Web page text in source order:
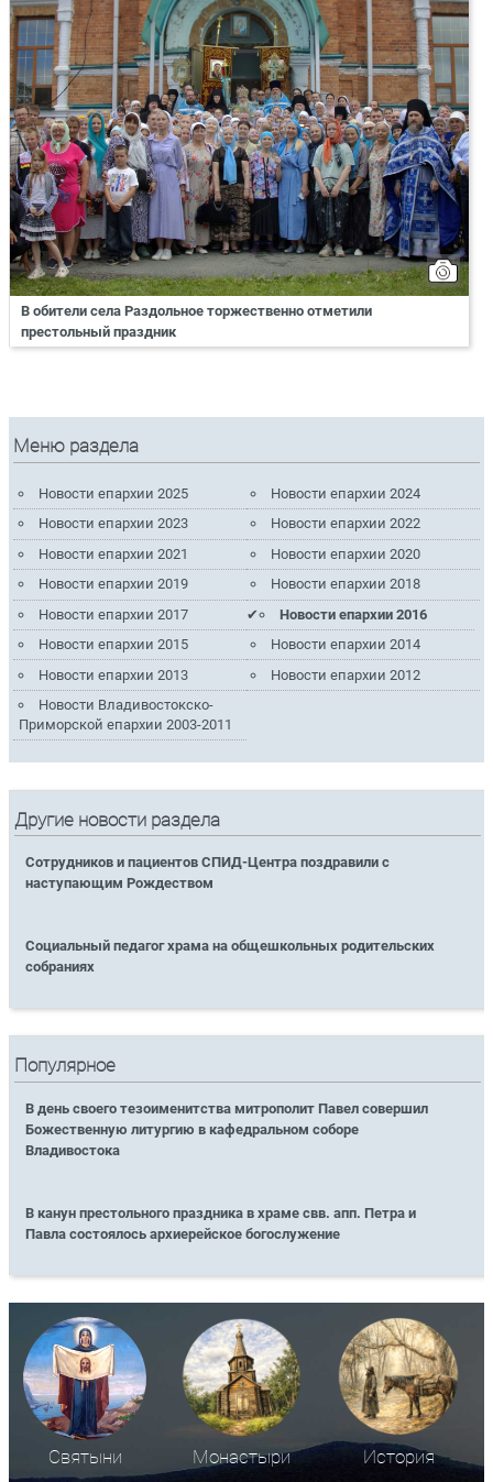
В обители села Раздольное торжественно отметили
престольный праздник
Меню раздела
Новости епархии 2025
Новости епархии 2024
Новости епархии 2023
Новости епархии 2022
Новости епархии 2021
Новости епархии 2020
Новости епархии 2019
Новости епархии 2018
Новости епархии 2017
Новости епархии 2016
Новости епархии 2015
Новости епархии 2014
Новости епархии 2013
Новости епархии 2012
Новости Владивостокско-
Приморской епархии 2003-2011
Другие новости раздела
Сотрудников и пациентов СПИД-Центра поздравили с
наступающим Рождеством
Социальный педагог храма на общешкольных родительских
собраниях
Популярное
В день своего тезоименитства митрополит Павел совершил
Божественную литургию в кафедральном соборе
Владивостока
В канун престольного праздника в храме свв. апп. Петра и
Павла состоялось архиерейское богослужение
Святыни Монастыри История